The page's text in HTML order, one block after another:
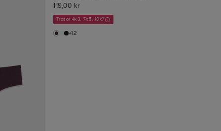
119,00 kr
Trosor 4x3, 7x5, 10x7
+12